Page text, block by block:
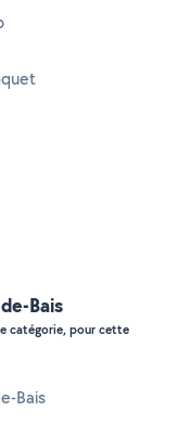
Bais
catégorie, pour cette
Bais